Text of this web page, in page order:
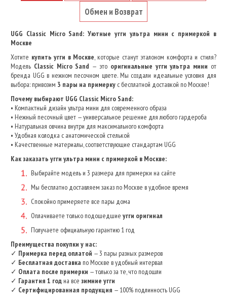
Обмен и Возврат
UGG Classic Micro Sand: Уютные угги ультра мини с примеркой в
Москве
Хотите купить угги в Москве, которые станут эталоном комфорта и стиля?
Модель Classic Micro Sand — это оригинальные угги ультра мини от
бренда UGG в нежном песочном цвете. Мы создали идеальные условия для
выбора: привозим 3 пары на примерку с бесплатной доставкой по Москве!
Почему выбирают UGG Classic Micro Sand:
• Компактный дизайн ультра мини для современного образа
• Нежный песочный цвет — универсальное решение для любого гардероба
• Натуральная овчина внутри для максимального комфорта
• Удобная колодка с анатомической стелькой
• Качественные материалы, соответствующие стандартам UGG
Как заказать угги ультра мини с примеркой в Москве:
Выбирайте модель и 3 размера для примерки на сайте
Мы бесплатно доставляем заказ по Москве в удобное время
Спокойно примеряете все пары дома
Оплачиваете только подошедшие угги оригинал
Получаете официальную гарантию 1 год
Преимущества покупки у нас:
✓ Примерка перед оплатой — 3 пары разных размеров
✓ Бесплатная доставка по Москве в удобный интервал
✓ Оплата после примерки — только за те, что подошли
✓ Гарантия 1 год на все зимние угги
✓ Сертифицированная продукция — 100% подлинность UGG